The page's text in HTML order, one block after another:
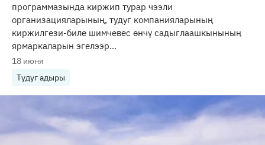
программазында киржип турар чээли
организацияларының, тудуг компанияларының
киржилгези-биле шимчевес өнчү садыглаашкынының
ярмаркаларын эгелээр...
18 июня
Тудуг адыры